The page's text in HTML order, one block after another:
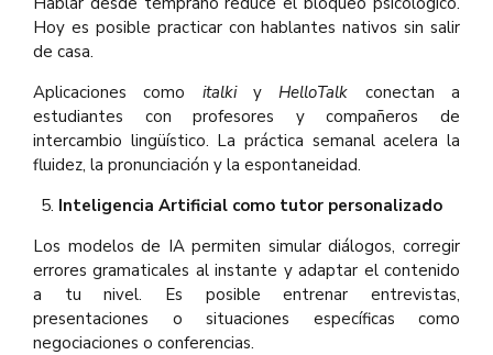
Hoy es posible practicar con hablantes nativos sin salir
de casa.
Aplicaciones como italkiyHelloTalk conectan a
estudiantes con profesores y compañeros de
intercambio lingüístico. La práctica semanal acelera la
fluidez, la pronunciación y la espontaneidad.
Inteligencia Artificial como tutor personalizado
Los modelos de IA permiten simular diálogos, corregir
errores gramaticales al instante y adaptar el contenido
a tu nivel. Es posible entrenar entrevistas,
presentaciones o situaciones específicas como
negociaciones o conferencias.